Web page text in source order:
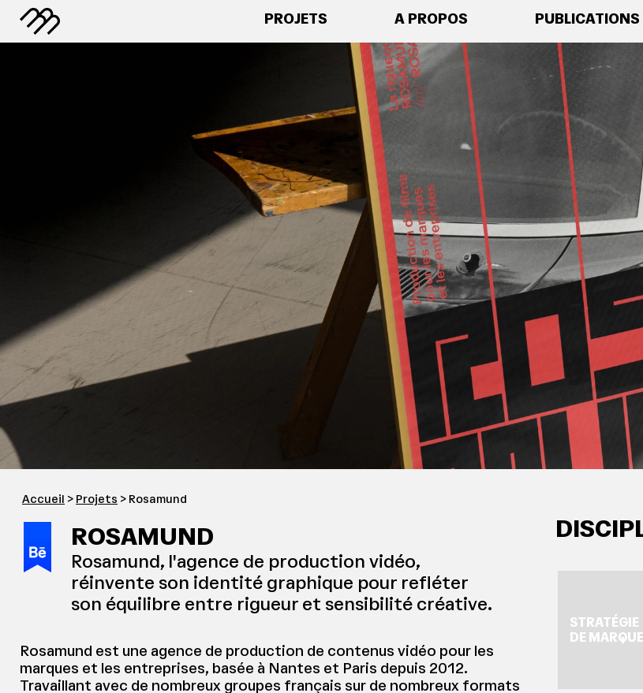
PROJETS A PROPOS PUBLICATIONS
Accueil > Projets > Rosamund
ROSAMUND
Rosamund, l'agence de production vidéo,
réinvente son identité graphique pour refléter
son équilibre entre rigueur et sensibilité créative.
Rosamund est une agence de production de contenus vidéo pour les
marques et les entreprises, basée à Nantes et Paris depuis 2012.
Travaillant avec de nombreux groupes français sur de nombreux formats
STRATÉGIE
DE MARQUE